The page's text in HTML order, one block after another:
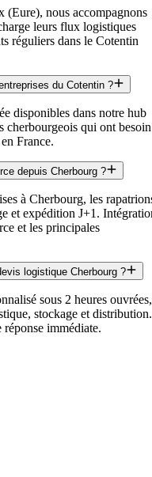
(Eure), nous accompagnons
leurs flux logistiques
réguliers dans le Cotentin
du Cotentin ?
disponibles dans notre hub
cherbourgeois qui ont besoin
France.
depuis Cherbourg ?
à Cherbourg, les
et expédition J+1.
et les principales
logistique Cherbourg ?
sous 2 heures ouvrées,
stockage et distribution.
immédiate.